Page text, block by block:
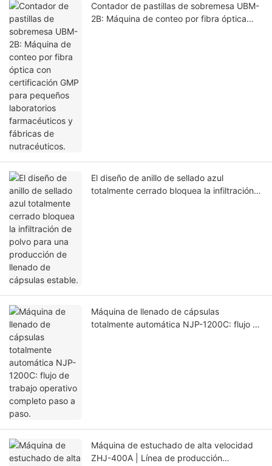
Contador de pastillas de sobremesa UBM-
2B: Máquina de conteo por fibra óptica
El diseño de anillo de sellado azul
totalmente cerrado bloquea la infiltración
Máquina de llenado de cápsulas
totalmente automática NJP-1200C: flujo de
Máquina de estuchado de alta velocidad
ZHJ-400A | Línea de producción